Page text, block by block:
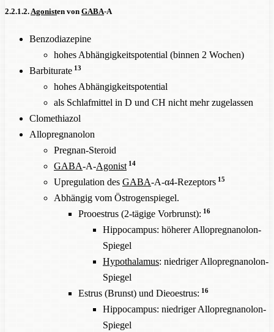
2.2.1.2. Agonisten von GABA-A
Benzodiazepine
hohes Abhängigkeitspotential (binnen 2 Wochen)
Barbiturate 13
hohes Abhängigkeitspotential
als Schlafmittel in D und CH nicht mehr zugelassen
Clomethiazol
Allopregnanolon
Pregnan-Steroid
GABA-A-Agonist 14
Upregulation des GABA-A-α4-Rezeptors 15
Abhängig vom Östrogenspiegel.
Prooestrus (2-tägige Vorbrunst): 16
Hippocampus: höherer Allopregnanolon-
Spiegel
Hypothalamus: niedriger Allopregnanolon-
Spiegel
Estrus (Brunst) und Dieoestrus: 16
Hippocampus: niedriger Allopregnanolon-
Spiegel